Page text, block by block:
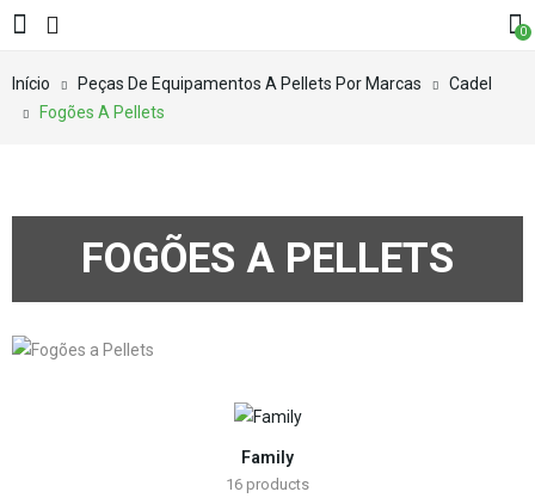
0
Início Peças De Equipamentos A Pellets Por Marcas
Cadel
Fogões A Pellets
FOGÕES A PELLETS
Family
16 products